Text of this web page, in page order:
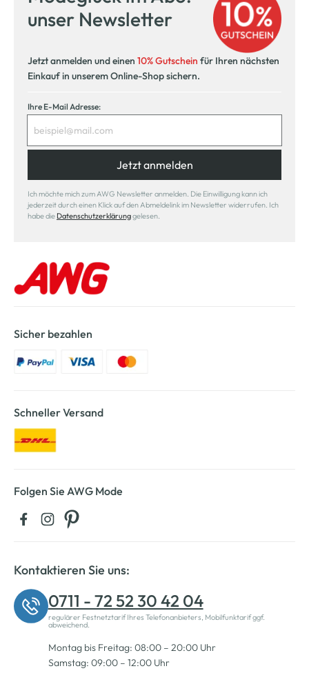
unser Newsletter
Jetzt anmelden und einen 10% Gutschein für Ihren nächsten
Einkauf in unserem Online-Shop sichern.
Ihre E-Mail Adresse:
Jetzt anmelden
Ich möchte mich zum AWG Newsletter anmelden. Die Einwilligung kann ich
jederzeit durch einen Klick auf den Abmeldelink im Newsletter widerrufen. Ich
habe die Datenschutzerklärunggelesen.
Sicher bezahlen
Schneller Versand
Folgen Sie AWG Mode
Kontaktieren Sie uns:
0711 - 72 52 30 42 04
regulärer Festnetztarif Ihres Telefonanbieters, Mobilfunktarif ggf.
abweichend.
Montag bis Freitag: 08:00 – 20:00 Uhr
Samstag: 09:00 – 12:00 Uhr